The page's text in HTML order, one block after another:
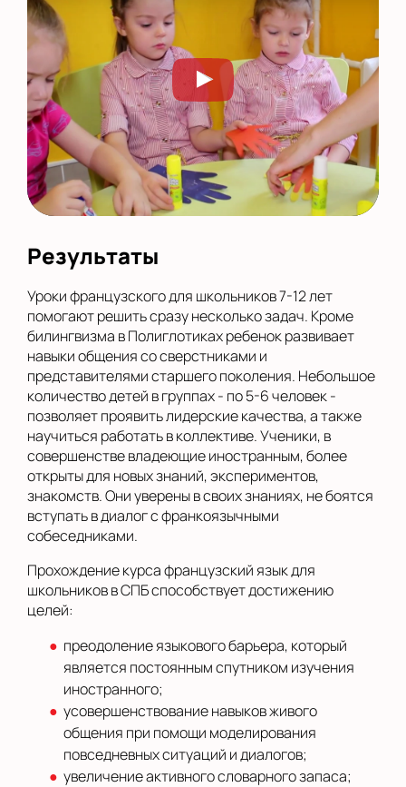
Результаты
Уроки французского для школьников 7-12 лет
помогают решить сразу несколько задач. Кроме
билингвизма в Полиглотиках ребенок развивает
навыки общения со сверстниками и
представителями старшего поколения. Небольшое
количество детей в группах - по 5-6 человек -
позволяет проявить лидерские качества, а также
научиться работать в коллективе. Ученики, в
совершенстве владеющие иностранным, более
открыты для новых знаний, экспериментов,
знакомств. Они уверены в своих знаниях, не боятся
вступать в диалог с франкоязычными
собеседниками.
Прохождение курса французский язык для
школьников в СПБ способствует достижению
целей:
преодоление языкового барьера, который
является постоянным спутником изучения
иностранного;
усовершенствование навыков живого
общения при помощи моделирования
повседневных ситуаций и диалогов;
увеличение активного словарного запаса;